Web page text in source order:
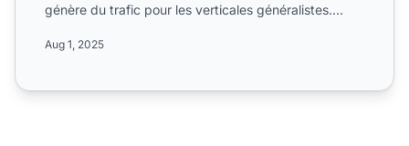
génère du trafic pour les verticales généralistes.
Aug 1, 2025